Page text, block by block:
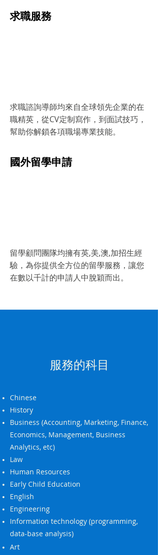
求職服務
求職諮詢導師均來自全球領先企業的在
職精英，從CV定制寫作，到面試技巧，
幫助你解鎖各項職場專業技能。
國外留學申請
留學顧問團隊均擁有英,美,澳,加招生經
驗，為你提供全方位的留學服務，讓您
在數以千計的申請人中脫穎而出。
服務的科目
Chinese
History
Business (Accounting, Marketing, Finance,
Economics, Management, Business
Analytics, etc)
Law
Human Resources
Early Child Education
English
Engineering
Information technology (programming,
data-base analysis)
Art